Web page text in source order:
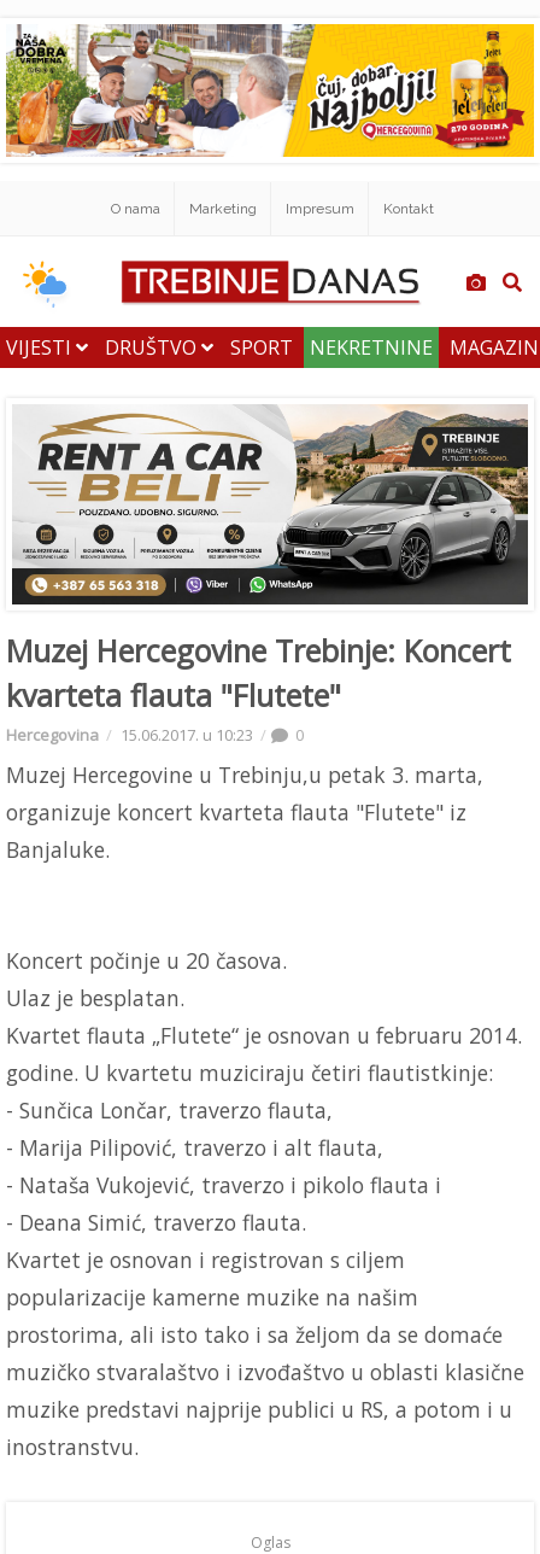
O nama Marketing Impresum Kontakt
VIJESTI DRUŠTVO SPORT NEKRETNINE
Muzej Hercegovine Trebinje: Koncert
kvarteta flauta "Flutete"
Hercegovina 15.06.2017. u 10:23 0
Muzej Hercegovine u Trebinju,u petak 3. marta,
organizuje koncert kvarteta flauta "Flutete" iz
Banjaluke.
Koncert počinje u 20 časova.
Ulaz je besplatan.
Kvartet flauta „Flutete“ je osnovan u februaru 2014.
godine. U kvartetu muziciraju četiri flautistkinje:
- Sunčica Lončar, traverzo flauta,
- Marija Pilipović, traverzo i alt flauta,
- Nataša Vukojević, traverzo i pikolo flauta i
- Deana Simić, traverzo flauta.
Kvartet je osnovan i registrovan s ciljem
popularizacije kamerne muzike na našim
prostorima, ali isto tako i sa željom da se domaće
muzičko stvaralaštvo i izvođaštvo u oblasti klasične
muzike predstavi najprije publici u RS, a potom i u
inostranstvu.
Oglas